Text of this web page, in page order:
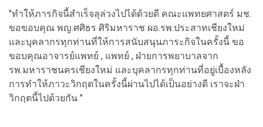
"ทําให้ภารกิจนี้สำเร็จลุล่วงไปได้ด้วยดี คณะแพทยศาสตร์ มช.
ขอขอบคุณ พญ.ศศิธร ศิริมหาราช ผอ.รพ.ประสาทเชียงใหม่
และบุคลากรทุกท่านที่ให้การสนับสนุนภาระกิจในครั้งนี้ ขอ
ขอบคุณอาจารย์แพทย์ , แพทย์ , ฝ่ายการพยาบาลจาก
รพ.มหาราชนครเชียงใหม่ และบุคลากรทุกท่านที่อยู่เบื้องหลัง
การทำให้ภาวะวิกฤตในครั้งนี้ผ่านไปได้เป็นอย่างดี เราจะฝ่า
วิกฤตนี้ไปด้วยกัน "